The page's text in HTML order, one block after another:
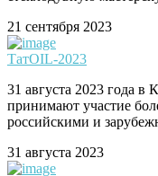
21 сентября 2023
ТатOIL-2023
31 августа 2023 года в
принимают участие
российскими и
31 августа 2023